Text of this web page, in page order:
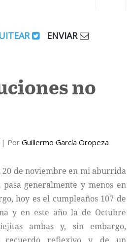
ENVIAR
no
| Por Guillermo García Oropeza
20 de noviembre en mi aburrida
generalmente y menos en
hoy es el cumpleaños 107 de
y en este año la de Octubre
ambas y, sin embargo,